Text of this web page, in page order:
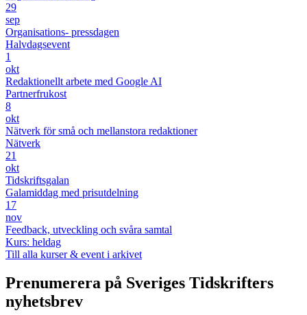
29
sep
Organisations- pressdagen
Halvdagsevent
1
okt
Redaktionellt arbete med Google AI
Partnerfrukost
8
okt
Nätverk för små och mellanstora redaktioner
Nätverk
21
okt
Tidskriftsgalan
Galamiddag med prisutdelning
17
nov
Feedback, utveckling och svåra samtal
Kurs: heldag
Till alla kurser & event i arkivet
Prenumerera på Sveriges Tidskrifters
nyhetsbrev